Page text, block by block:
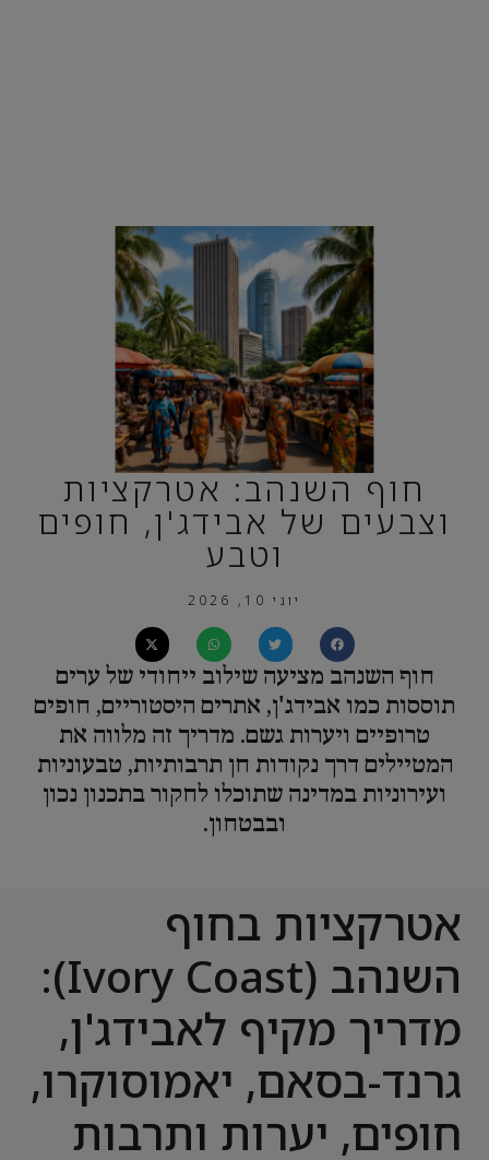
חוף השנהב: אטרקציות
וצבעים של אבידג'ן, חופים
וטבע
יוני 10, 2026
חוף השנהב מציעה שילוב ייחודי של ערים
תוססות כמו אבידג'ן, אתרים היסטוריים, חופים
טרופיים ויערות גשם. מדריך זה מלווה את
המטיילים דרך נקודות חן תרבותיות, טבעוניות
ועירוניות במדינה שתוכלו לחקור בתכנון נכון
ובבטחון.
אטרקציות בחוף
השנהב (Ivory Coast):
מדריך מקיף לאבידג'ן,
גרנד-בסאם, יאמוסוקרו,
חופים, יערות ותרבות